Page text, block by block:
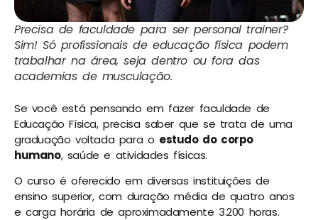
Precisa de faculdade para ser personal trainer?
Sim! Só profissionais de educação física podem
trabalhar na área, seja dentro ou fora das
academias de musculação.
Se você está pensando em fazer faculdade de
Educação Física, precisa saber que se trata de uma
graduação voltada para o estudo do corpo
humano, saúde e atividades físicas.
O curso é oferecido em diversas instituições de
ensino superior, com duração média de quatro anos
e carga horária de aproximadamente 3.200 horas.